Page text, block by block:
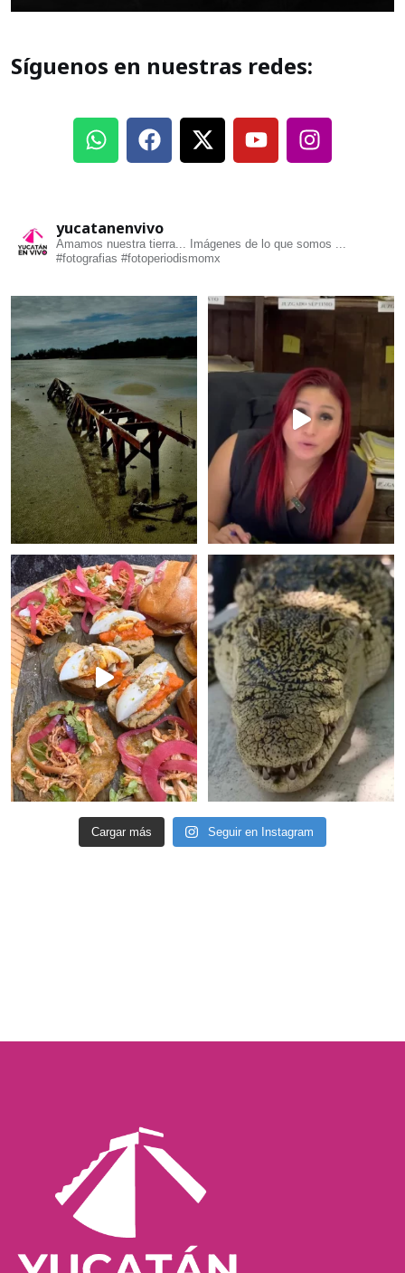
Síguenos en nuestras redes:
yucatanenvivo
Amamos nuestra tierra... Imágenes de lo que somos ...
#fotografias #fotoperiodismomx
Cargar más Seguir en Instagram